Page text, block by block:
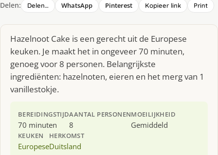
Delen: Delen… WhatsApp Pinterest Kopieer link Print
Hazelnoot Cake is een gerecht uit de Europese
keuken. Je maakt het in ongeveer 70 minuten,
genoeg voor 8 personen. Belangrijkste
ingrediënten: hazelnoten, eieren en het merg van 1
vanillestokje.
BEREIDINGSTIJD
70 minuten
AANTAL PERSONEN
8
MOEILIJKHEID
Gemiddeld
KEUKEN
Europese
HERKOMST
Duitsland